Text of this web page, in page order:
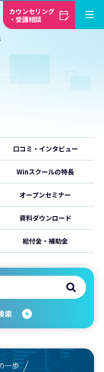
カウンセリング
・受講相談
口コミ・インタビュー
Winスクールの特長
オープンセミナー
資料ダウンロード
給付金・補助金
索